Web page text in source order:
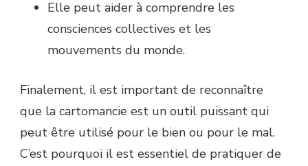
Elle peut aider à comprendre les
consciences collectives et les
mouvements du monde.
Finalement, il est important de reconnaître
que la cartomancie est un outil puissant qui
peut être utilisé pour le bien ou pour le mal.
C’est pourquoi il est essentiel de pratiquer de